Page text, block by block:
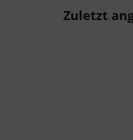
Zuletzt